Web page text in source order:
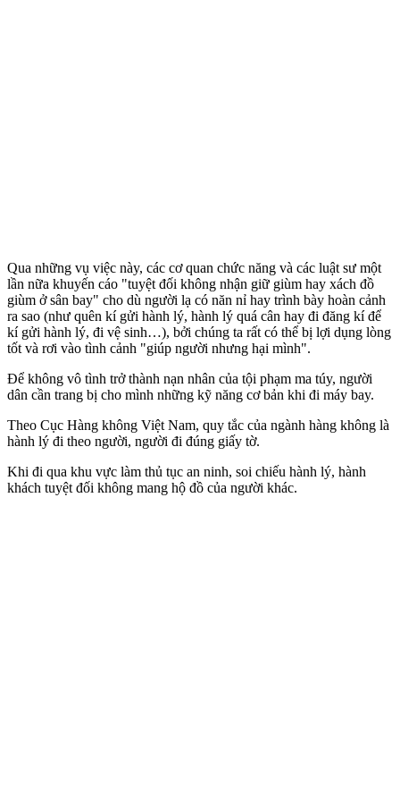
Qua những vụ việc này, các cơ quan chức năng và các luật sư một
lần nữa khuyến cáo "tuyệt đối không nhận giữ giùm hay xách đồ
giùm ở sân bay" cho dù người lạ có năn nỉ hay trình bày hoàn cảnh
ra sao (như quên kí gửi hành lý, hành lý quá cân hay đi đăng kí để
kí gửi hành lý, đi vệ sinh…), bởi chúng ta rất có thể bị lợi dụng lòng
tốt và rơi vào tình cảnh "giúp người nhưng hại mình".
Để không vô tình trở thành nạn nhân của tội phạm m‌a tú‌y, người
dân cần trang bị cho mình những kỹ năng cơ bản khi đi máy bay.
Theo Cục Hàng không Việt Nam, quy tắc của ngành hàng không là
hành lý đi theo người, người đi đúng giấy tờ.
Khi đi qua khu vực làm thủ tục an ninh, soi chiếu hành lý, hành
khách tuyệt đối không mang hộ đồ của người khác.